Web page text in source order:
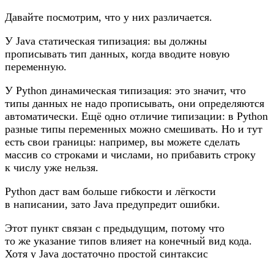
Давайте посмотрим, что у них различается.
У Java статическая типизация: вы должны
прописывать тип данных, когда вводите новую
переменную.
У Python динамическая типизация: это значит, что
типы данных не надо прописывать, они определяются
автоматически. Ещё одно отличие типизации: в Python
разные типы переменных можно смешивать. Но и тут
есть свои границы: например, вы можете сделать
массив со строками и числами, но прибавить строку
к числу уже нельзя.
Python даст вам больше гибкости и лёгкости
в написании, зато Java предупредит ошибки.
Этот пункт связан с предыдущим, потому что
то же указание типов влияет на конечный вид кода.
Хотя у Java достаточно простой синтаксис